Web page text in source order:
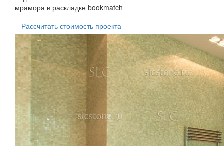
мрамора в раскладке bookmatch
Рассчитать стоимость проекта